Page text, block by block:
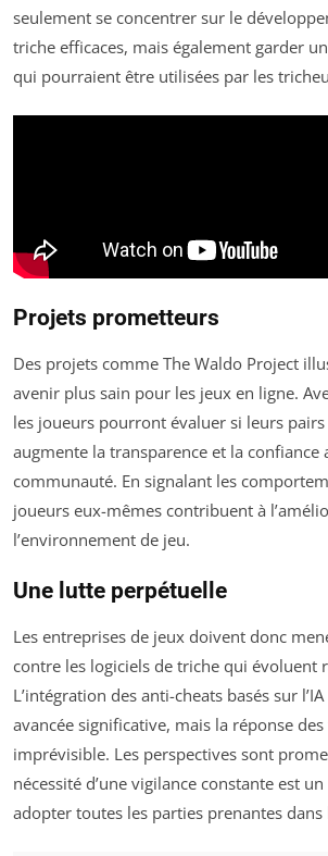
seulement se concentrer sur le
triche efficaces, mais également garder
qui pourraient être utilisées par les
Projets prometteurs
Des projets comme The Waldo Project
avenir plus sain pour les jeux en ligne.
les joueurs pourront évaluer si leurs
augmente la transparence et la confiance
communauté. En signalant les
joueurs eux-mêmes contribuent à
l’environnement de jeu.
Une lutte perpétuelle
Les entreprises de jeux doivent donc
contre les logiciels de triche qui évoluent
L’intégration des anti-cheats basés sur
avancée significative, mais la réponse
imprévisible. Les perspectives sont
nécessité d’une vigilance constante est
adopter toutes les parties prenantes dans